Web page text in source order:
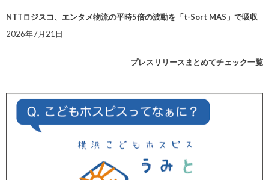
NTTロジスコ、エンタメ物流の平時5倍の波動を「t-Sort MAS」で吸収
2026年7月21日
プレスリリースまとめてチェック一覧